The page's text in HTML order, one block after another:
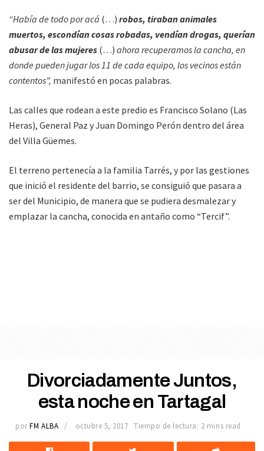
“Había de todo por acá (…) robos, tiraban animales
muertos, escondían cosas robadas, vendían drogas, querían
abusar de las mujeres (…) ahora recuperamos la cancha, en
donde pueden jugar los 11 de cada equipo, los vecinos están
contentos”, manifestó en pocas palabras.
Las calles que rodean a este predio es Francisco Solano (Las
Heras), General Paz y Juan Domingo Perón dentro del área
del Villa Güemes.
El terreno pertenecía a la familia Tarrés, y por las gestiones
que inició el residente del barrio, se consiguió que pasara a
ser del Municipio, de manera que se pudiera desmalezar y
emplazar la cancha, conocida en antaño como “Tercif”.
Divorciadamente Juntos,
esta noche en Tartagal
por FM ALBA octubre 5, 2017 Tiempo de lectura: 2 mins read